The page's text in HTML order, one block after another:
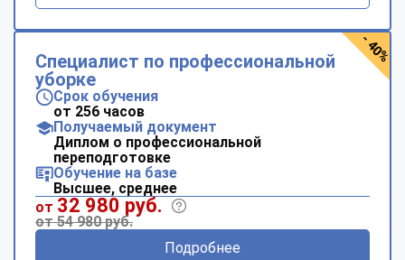
Специалист по профессиональной
уборке
Срок обучения
от 256 часов
Получаемый документ
Диплом о профессиональной
переподготовке
Обучение на базе
Высшее, среднее
от 32 980 руб.
от 54 980 руб.
Подробнее
- 40%